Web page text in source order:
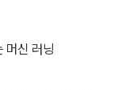
머신 러닝